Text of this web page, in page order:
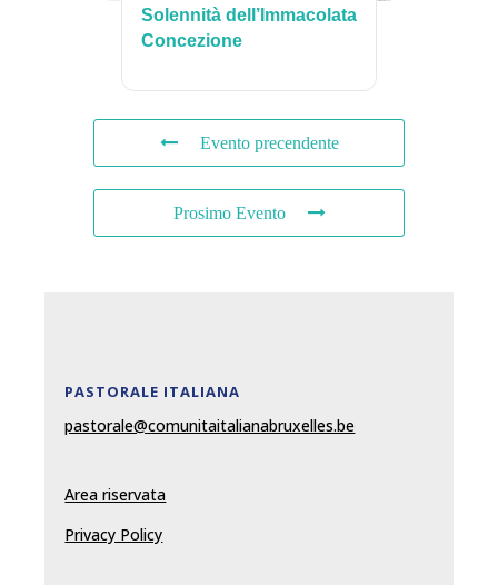
Solennità dell’Immacolata
Concezione
Evento precendente
Prosimo Evento
PASTORALE ITALIANA
pastorale@comunitaitalianabruxelles.be
Area riservata
Privacy Policy